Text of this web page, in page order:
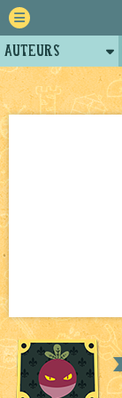
Auteurs
Retour
Forum
Projets
Tutoriels